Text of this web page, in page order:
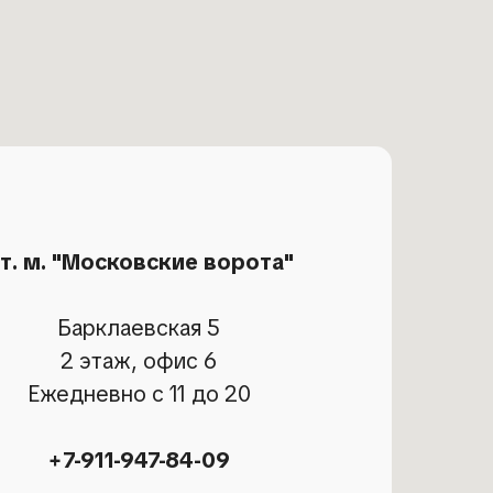
м. "Московские ворота"
Барклаевская 5
2 этаж, офис 6
Ежедневно с 11 до 20
+7-911-947-84-09